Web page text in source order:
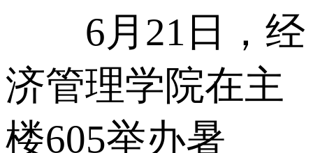
6月21日，经
济管理学院在主
楼605举办暑